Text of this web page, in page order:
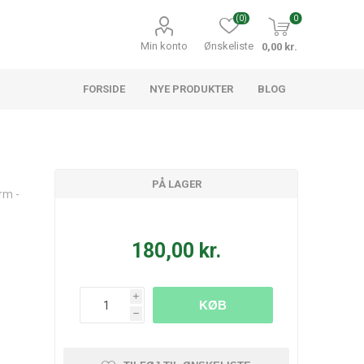
Min konto Ønskeliste
(0) 0
0,00 kr.
FORSIDE NYE PRODUKTER BLOG
-
PÅ LAGER
180,00 kr.
i
h
KØB